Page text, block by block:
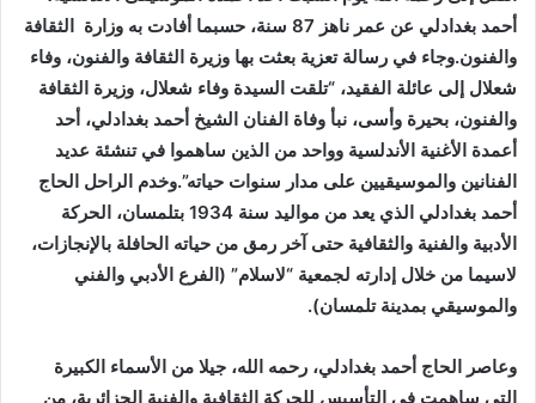
أحمد بغدادلي عن عمر ناهز 87 سنة، حسبما أفادت به وزارة الثقافة
والفنون.وجاء في رسالة تعزية بعثت بها وزيرة الثقافة والفنون، وفاء
شعلال إلى عائلة الفقيد، “تلقت السيدة وفاء شعلال، وزيرة الثقافة
والفنون، بحيرة وأسى، نبأ وفاة الفنان الشيخ أحمد بغدادلي، أحد
أعمدة الأغنية الأندلسية وواحد من الذين ساهموا في تنشئة عديد
الفنانين والموسيقيين على مدار سنوات حياته”.وخدم الراحل الحاج
أحمد بغدادلي الذي يعد من مواليد سنة 1934 بتلمسان، الحركة
الأدبية والفنية والثقافية حتى آخر رمق من حياته الحافلة بالإنجازات،
لاسيما من خلال إدارته لجمعية “لاسلام” (الفرع الأدبي والفني
والموسيقي بمدينة تلمسان).
وعاصر الحاج أحمد بغدادلي، رحمه الله، جيلا من الأسماء الكبيرة
التي ساهمت في التأسيس للحركة الثقافية والفنية الجزائرية، من